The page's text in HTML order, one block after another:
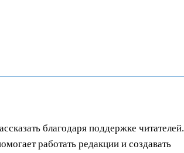
благодаря поддержке читателей.
работать редакции и создавать